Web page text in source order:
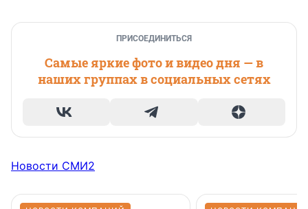
ПРИСОЕДИНИТЬСЯ
Самые яркие фото и видео дня — в
наших группах в социальных сетях
Новости СМИ2